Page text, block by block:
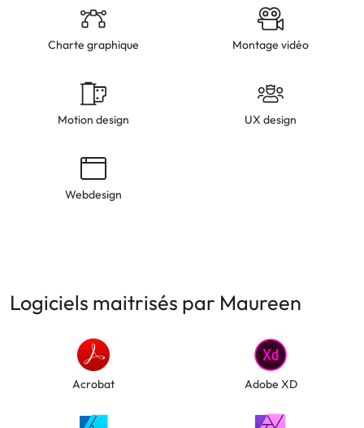
Charte graphique Montage vidéo
Motion design UX design
Webdesign
Logiciels maitrisés par Maureen
Acrobat Adobe XD